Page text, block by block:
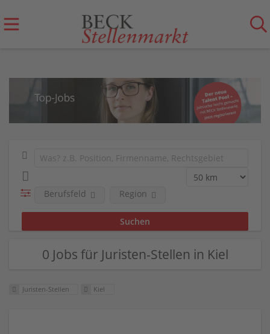
Berufsfeld Region
0 Jobs für Juristen-Stellen in Kiel
Juristen-Stellen Kiel